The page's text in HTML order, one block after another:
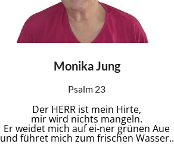
Monika Jung
Psalm 23
Der HERR ist mein Hirte,
mir wird nichts mangeln.
Er weidet mich auf ei-ner grünen Aue
und führet mich zum frischen Wasser..